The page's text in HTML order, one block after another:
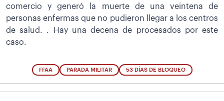
comercio y generó la muerte de una veintena de
personas enfermas que no pudieron llegar a los centros
de salud. . Hay una decena de procesados por este
caso.
FFAA PARADA MILITAR 53 DÍAS DE BLOQUEO